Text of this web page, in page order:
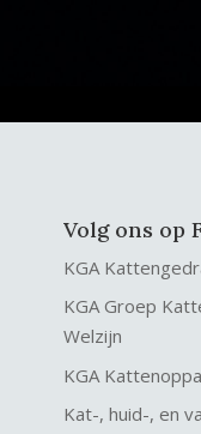
Volg ons op
KGA
KGA Groep
Welzijn
KGA
Kat-, huid-, en